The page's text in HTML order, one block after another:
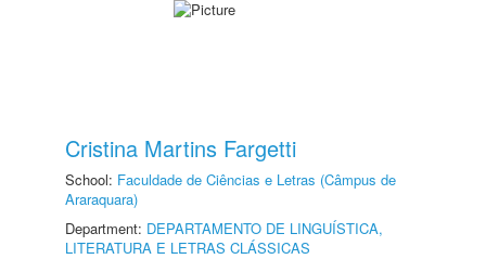
Cristina Martins Fargetti
School: Faculdade de Ciências e Letras (Câmpus de
Araraquara)
Department: DEPARTAMENTO DE LINGUÍSTICA,
LITERATURA E LETRAS CLÁSSICAS